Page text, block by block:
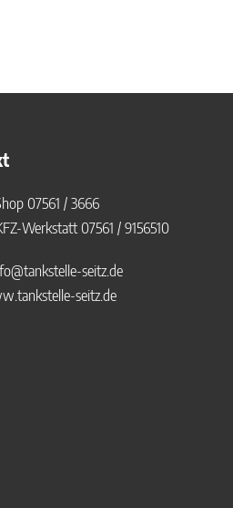
07561 / 3666
Werkstatt07561 / 9156510
seitz.de
seitz.de